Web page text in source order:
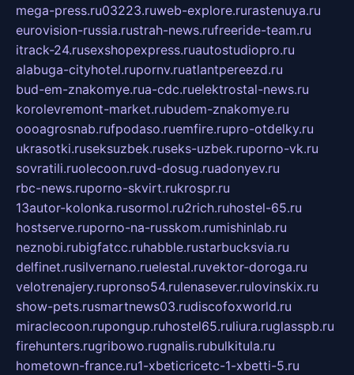
mega-press.ru03223.ruweb-explore.rurastenuya.ru
eurovision-russia.rustrah-news.rufreeride-team.ru
itrack-24.rusexshopexpress.ruautostudiopro.ru
alabuga-cityhotel.rupornv.ruatlantpereezd.ru
bud-em-znakomye.rua-cdc.ruelektrostal-news.ru
korolevremont-market.rubudem-znakomye.ru
oooagrosnab.rufpodaso.ruemfire.rupro-otdelky.ru
ukrasotki.ruseksuzbek.ruseks-uzbek.ruporno-vk.ru
sovratili.ruolecoon.ruvd-dosug.ruadonyev.ru
rbc-news.ruporno-skvirt.rukrospr.ru
13autor-kolonka.rusormol.ru2rich.ruhostel-65.ru
hostserve.ruporno-na-russkom.rumishinlab.ru
neznobi.rubigfatcc.ruhabble.rustarbucksvia.ru
delfinet.rusilvernano.ruelestal.ruvektor-doroga.ru
velotrenajery.rupronso54.rulenasever.rulovinskix.ru
show-pets.rusmartnews03.rudiscofoxworld.ru
miraclecoon.rupongup.ruhostel65.ruliura.ruglasspb.ru
firehunters.rugribowo.rugnalis.rubulkitula.ru
hometown-france.ru1-xbeticricetc-1-xbetti-5.ru